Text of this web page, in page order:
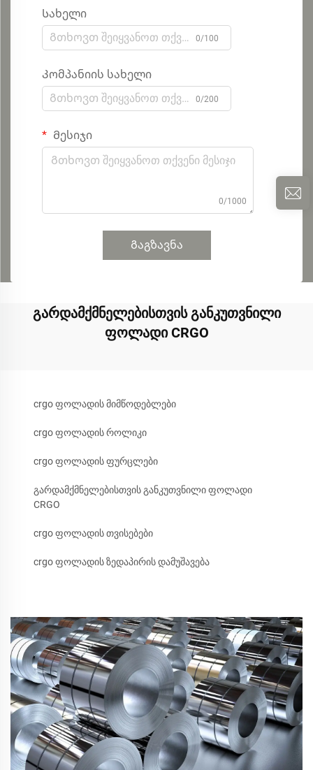
Სახელი
0/100
Კომპანიის სახელი
0/200
Მესიჯი
0/1000
Გაგზავნა
გარდამქმნელებისთვის განკუთვნილი
ფოლადი CRGO
crgo ფოლადის მიმწოდებლები
crgo ფოლადის როლიკი
crgo ფოლადის ფურცლები
გარდამქმნელებისთვის განკუთვნილი ფოლადი
CRGO
crgo ფოლადის თვისებები
crgo ფოლადის ზედაპირის დამუშავება